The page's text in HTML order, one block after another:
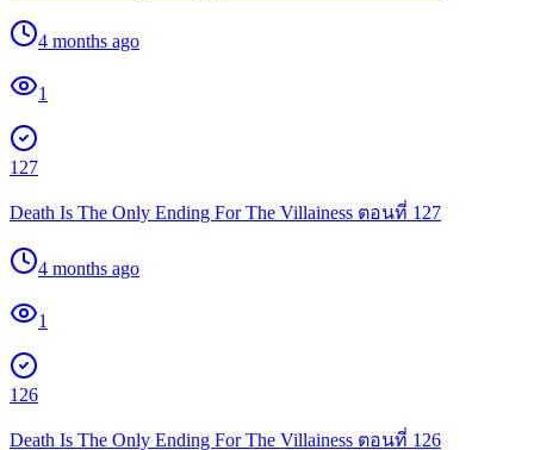
4 months ago
1
127
Death Is The Only Ending For The Villainess ตอนที่ 127
4 months ago
1
126
Death Is The Only Ending For The Villainess ตอนที่ 126